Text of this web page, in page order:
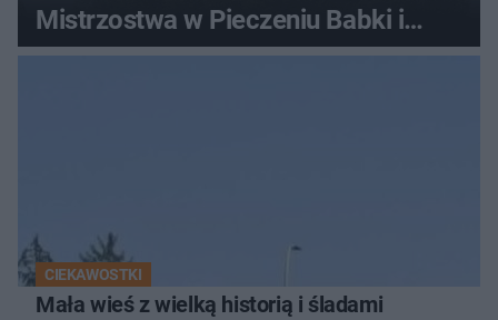
Mistrzostwa w Pieczeniu Babki i
Kiszki Ziemniaczanej
CIEKAWOSTKI
Mała wieś z wielką historią i śladami